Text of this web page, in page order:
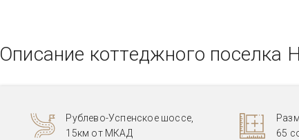
Описание коттеджного
Рублево-Успенское шоссе,
15км от МКАД
65